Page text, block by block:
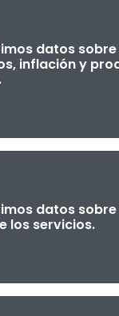
datos
inflación y
datos
los servicios.